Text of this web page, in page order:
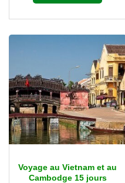
Voyage au Vietnam et au
Cambodge 15 jours